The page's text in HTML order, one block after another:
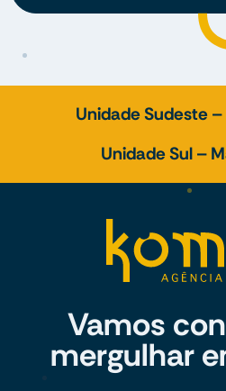
Unidade Sudeste
Unidade Sul –
Vamos
mergulhar